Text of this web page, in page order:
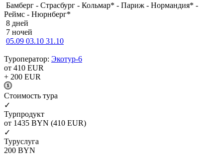
Бамберг - Страсбург - Кольмар* - Париж - Нормандия* -
Реймс - Нюрнберг*
8 дней
7 ночей
05.09 03.10 31.10
Туроператор: Экотур-6
от 410 EUR
+ 200 EUR
Cтоимость тура
✓
Турпродукт
от 1435 BYN (410 EUR)
✓
Туруслуга
200 BYN